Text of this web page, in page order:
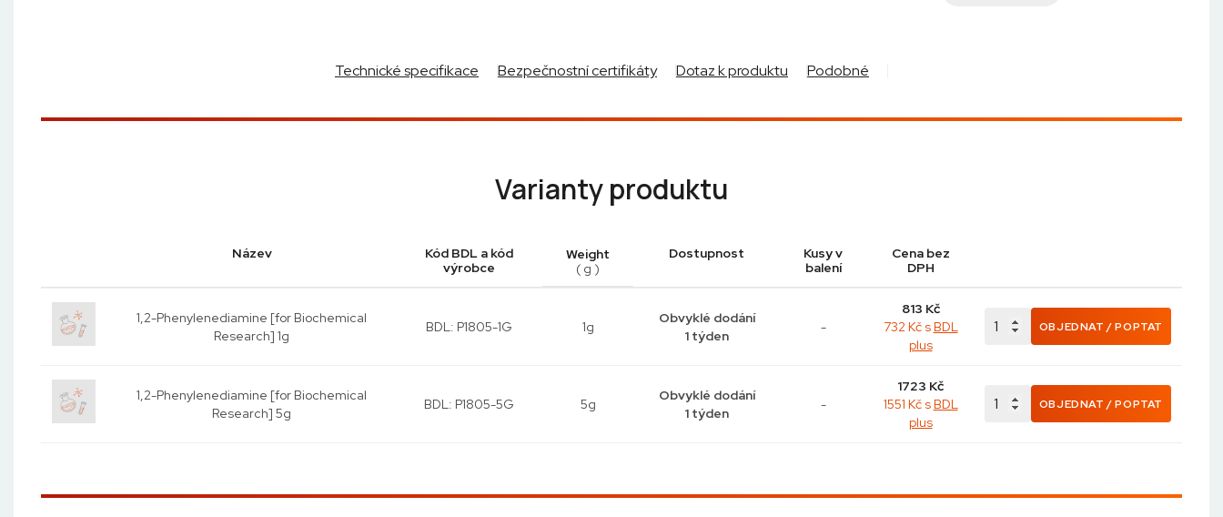
Technické specifikace Bezpečnostní certifikáty Dotaz k produktu Podobné
Varianty produktu
Název
Kód BDL a kód
výrobce
Weight
( g )
Dostupnost
Kusy v
balení
Cena bez
DPH
1,2-Phenylenediamine [for Biochemical
Research] 1g
BDL: P1805-1G 1g
Obvyklé dodání
1 týden
-
813 Kč
732 Kč sBDL
plus
OBJEDNAT / POPTAT
1,2-Phenylenediamine [for Biochemical
Research] 5g
BDL: P1805-5G 5g
Obvyklé dodání
1 týden
-
1723 Kč
1551 Kč sBDL
plus
OBJEDNAT / POPTAT